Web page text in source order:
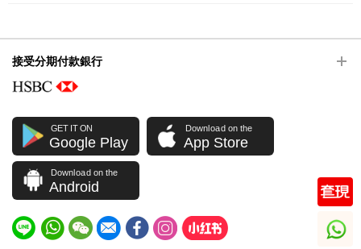
接受分期付款銀行
GET IT ON
Google Play
Download on the
App Store
Download on the
Android